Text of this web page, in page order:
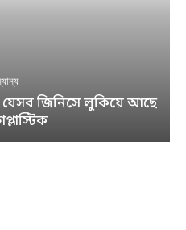
জিনিসে লুকিয়ে আছে